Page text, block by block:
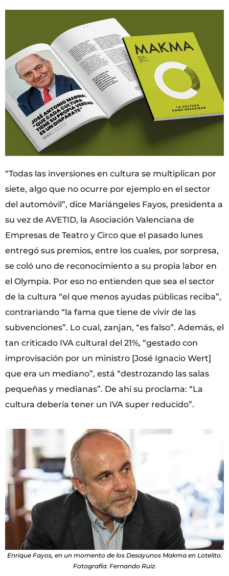
“Todas las inversiones en cultura se multiplican por
siete, algo que no ocurre por ejemplo en el sector
del automóvil”, dice Mariángeles Fayos, presidenta a
su vez de AVETID, la Asociación Valenciana de
Empresas de Teatro y Circo que el pasado lunes
entregó sus premios, entre los cuales, por sorpresa,
se coló uno de reconocimiento a su propia labor en
el Olympia. Por eso no entienden que sea el sector
de la cultura “el que menos ayudas públicas reciba”,
contrariando “la fama que tiene de vivir de las
subvenciones”. Lo cual, zanjan, “es falso”. Además, el
tan criticado IVA cultural del 21%, “gestado con
improvisación por un ministro [José Ignacio Wert]
que era un mediano”, está “destrozando las salas
pequeñas y medianas”. De ahí su proclama: “La
cultura debería tener un IVA super reducido”.
Enrique Fayos, en un momento de los Desayunos Makma en Lotelito.
Fotografía: Fernando Ruiz.